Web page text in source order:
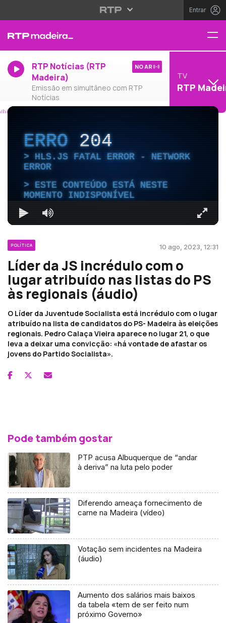
Entrar
RTP Notícias (RTP
Madeira)
Emissão em simultâneo com RTP
Notícias
NO AR
TV
RTP
ERRO204
HLS.JS FATAL ERROR - NETWORK
ERROR
ESTE CONTEÚDO ESTÁ NESTE
MOMENTO INDISPONÍVEL
POLÍTICA 10 ago, 2023, 12:31
Líder da JS incrédulo com o
lugar atribuído nas listas do PS
às regionais (áudio)
O Líder da Juventude Socialista está incrédulo com o lugar
atribuído na lista de candidatos do PS- Madeira às eleições
regionais. Pedro Calaça Vieira aparece no lugar 21, o que
leva a deixar uma convicção: «há vontade de afastar os
jovens do Partido Socialista».
Pode também gostar
PTP acusa Albuquerque de “andar
à deriva” na luta pelo poder
Diferendo ameaça fornecimento de
carne na Madeira (vídeo)
Votação sem incidentes na Madeira
(áudio)
Aumento dos salários mais baixos
da tabela «tem de ser feito num
próximo Governo»